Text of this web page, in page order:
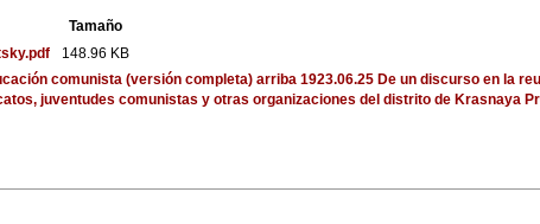
Tamaño
148.96 KB
comunista (versión completa) arriba 1923.06.25 De un discurso en la
juventudes comunistas y otras organizaciones del distrito de Krasnaya